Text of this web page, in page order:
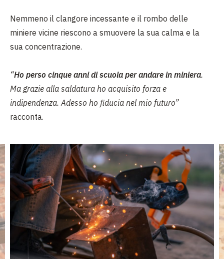
Nemmeno il clangore incessante e il rombo delle
miniere vicine riescono a smuovere la sua calma e la
sua concentrazione.
“Ho perso cinque anni di scuola per andare in miniera.
Ma grazie alla saldatura ho acquisito forza e
indipendenza. Adesso ho fiducia nel mio futuro”
racconta.